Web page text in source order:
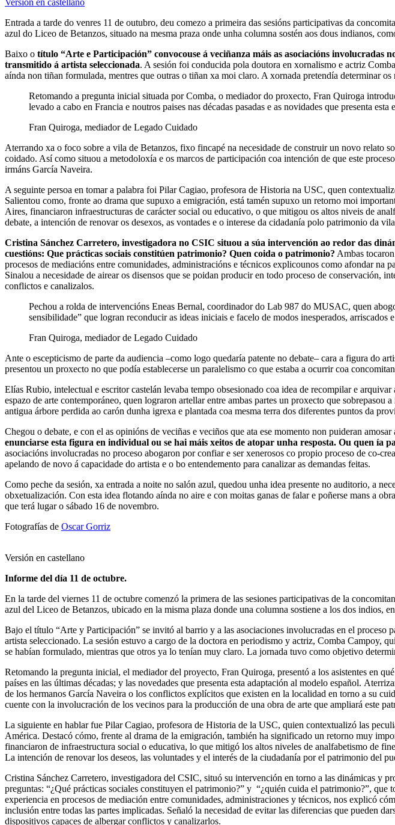
Versión en castellano
Entrada a tarde do venres 11 de outubro, deu comezo a primeira das sesións participativas da
azul do Liceo de Betanzos, situado na mesma praza onde unha columna sostén aos dous indianos,
Baixo o título “Arte e Participación” convocouse á veciñanza máis as asociacións involucradas
transmitido á artista seleccionada. A sesión foi conducida pola doutora en xornalismo e actriz
aínda non tiñan formulada, mentres que outras o tiñan xa moi claro. A xornada pretendía determinar
Retomando a pregunta inicial situada por Comba, o mediador do proxecto, Fran Quiroga
levado a cabo en Francia e noutros paises nas décadas pasadas e as novidades que presenta
Fran Quiroga, mediador de Legado Cuidado
Aterrando xa o foco sobre a vila de Betanzos, fixo fincapé na necesidade de construir un novo relato
coidado. Así como situou a metodoloxía e os marcos de participación coa intención de que este
irmáns García Naveira.
A seguinte persoa en tomar a palabra foi Pilar Cagiao, profesora de Historia na USC, quen
Salientou como, fronte ao drama que supuxo a emigración, está tamén supuxo un retorno moi
Aires, financiaron infraestructuras de carácter social ou educativo, o que mitigou os altos niveis de
debate, a intención de renovar os desexos, as vontades e o interese da cidadanía polo patrimonio da
Cristina Sánchez Carretero, investigadora no CSIC situou a súa intervención ao redor das
cuestións: Que prácticas sociais constitúen patrimonio? Quen coida o patrimonio? Ambas
procesos de mediacións entre comunidades, administracións e técnicos explicounos como afondar na
Sinalou a necesidade de airear os disensos que se poidan producir en todo proceso de conservación,
conflictos e canalizalos.
Pechou a rolda de intervencións Eneas Bernal, coordinador do Lab 987 do MUSAC, quen
sensibilidade” que logran reconducir as ideas iniciais e facelo de modos inesperados, arriscados
Fran Quiroga, mediador de Legado Cuidado
Ante o escepticismo de parte da audiencia –como logo quedaría patente no debate– cara a figura do
presentou un proxecto no que podía establecerse un paralelismo co que estaba a ocurrir coa
Elías Rubio, intelectual e escritor castelán levaba tempo obsesionado coa idea de recompilar e
espazo de arte contemporáneo, quen lograron artellar entre ambas partes un proxecto que
antigua árbore perdida ao carón dunha igrexa e plantada coa mesma terra dos diferentes puntos da
Chegou o debate, e con el as opinións de veciñas e veciños que ata ese momento non puideran amosar
enunciarse esta figura en individual ou se hai máis xeitos de atopar unha resposta. Ou quen ía
asociacións involucradas no proceso abogaron por confiar e ser xenerosos co propio proceso de co-
apelando de novo á capacidade do artista e o bo entendemento para canalizar as demandas feitas.
Como peche da sesión, xa entrada a noite no salón azul, quedou unha idea presente no auditorio, a
obxetualización. Con esta idea flotando aínda no aire e con moitas ganas de falar e poñerse mans a
que terá lugar o sábado 16 de novembro.
Fotografías de Oscar Gorriz
Versión en castellano
Informe del día 11 de octubre.
En la tarde del viernes 11 de octubre comenzó la primera de las sesiones participativas de la
azul del Liceo de Betanzos, ubicado en la misma plaza donde una columna sostiene a los dos indios,
Bajo el título “Arte y Participación” se invitó al barrio y a las asociaciones involucradas en el proceso
artista seleccionado. La sesión estuvo a cargo de la doctora en periodismo y actriz, Comba Campoy,
se habían formulado, mientras que otros ya lo tenían muy claro. La jornada tuvo como objetivo
Retomando la pregunta inicial, el mediador del proyecto, Fran Quiroga, presentó a los asistentes en
países en las últimas décadas; y las novedades que presenta esta adaptación al modelo español.
de los hermanos García Naveira o los conflictos explícitos que existen en la localidad en torno a su
cuente con la involucración de los vecinos para la producción de una obra de arte que ampliará este
La siguiente en hablar fue Pilar Cagiao, profesora de Historia de la USC, quien contextualizó las
América. Destacó cómo, frente al drama de la emigración, también ha significado un retorno muy
financiaron de infraestructura social o educativa, lo que mitigó los altos niveles de analfabetismo de
La intención de renovar los deseos, las voluntades y el interés de la ciudadanía por el patrimonio del
Cristina Sánchez Carretero, investigadora del CSIC, situó su intervención en torno a las dinámicas y
preguntas: “¿Qué prácticas sociales constituyen el patrimonio?” y “¿quién cuida el patrimonio?”,
experiencia en procesos de mediación entre comunidades, administraciones y técnicos, nos explicó
inclusión entre todas las partes implicadas. Señaló la necesidad de evitar las diferencias que pueden
dispositivos capaces de albergar conflictos y canalizarlos.